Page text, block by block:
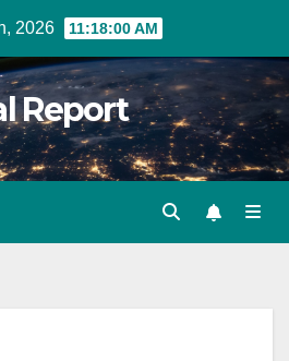
2026 11:18:00 AM
Report